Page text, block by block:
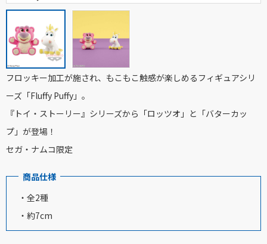
フロッキー加工が施され、もこもこ触感が楽しめるフィギュアシリ
ーズ「Fluffy Puffy」。
『トイ・ストーリー』シリーズから「ロッツオ」と「バターカッ
プ」が登場！
セガ・ナムコ限定
商品仕様
・全2種
・約7cm